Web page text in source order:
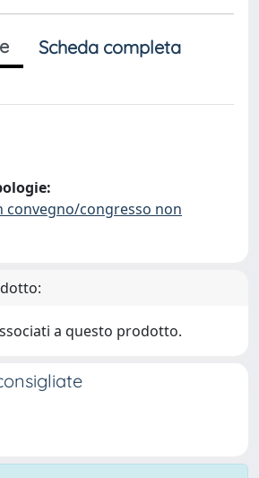
Scheda completa
convegno/congresso non
a questo prodotto.